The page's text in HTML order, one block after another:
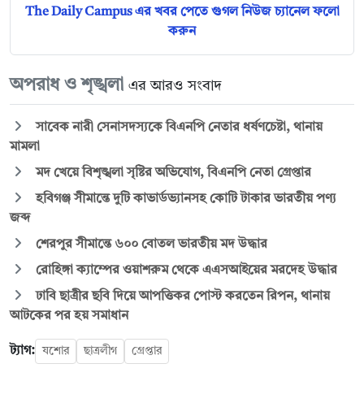
The Daily Campus এর খবর পেতে গুগল নিউজ চ্যানেল ফলো
করুন
অপরাধ ও শৃঙ্খলা এর আরও সংবাদ
সাবেক নারী সেনাসদস্যকে বিএনপি নেতার ধর্ষণচেষ্টা, থানায়
মামলা
মদ খেয়ে বিশৃঙ্খলা সৃষ্টির অভিযোগ, বিএনপি নেতা গ্রেপ্তার
হবিগঞ্জ সীমান্তে দুটি কাভার্ডভ্যানসহ কোটি টাকার ভারতীয় পণ্য
জব্দ
শেরপুর সীমান্তে ৬০০ বোতল ভারতীয় মদ উদ্ধার
রোহিঙ্গা ক্যাম্পের ওয়াশরুম থেকে এএসআইয়ের মরদেহ উদ্ধার
ঢাবি ছাত্রীর ছবি দিয়ে আপত্তিকর পোস্ট করতেন রিপন, থানায়
আটকের পর হয় সমাধান
ট্যাগ: যশোর ছাত্রলীগ গ্রেপ্তার